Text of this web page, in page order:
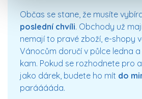
Občas se stane, že musíte
poslední chvíli. Obchody už
nemají to pravé zboží, e-shopy
Vánocům doručí v půlce ledna
kam. Pokud se rozhodnete pro
jako dárek, budete ho mít do
parááááda.